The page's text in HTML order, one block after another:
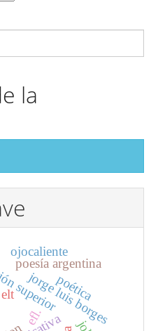
la
superior
jorge luis borges
poesía argentina
elt
efl.
ojocaliente
poética